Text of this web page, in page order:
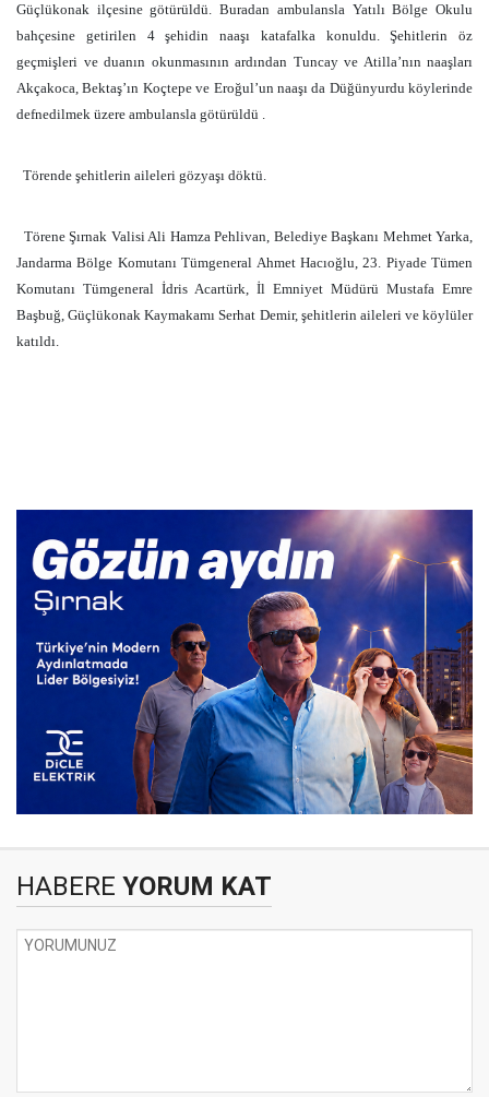
Güçlükonak ilçesine götürüldü. Buradan ambulansla Yatılı Bölge Okulu
bahçesine getirilen 4 şehidin naaşı katafalka konuldu. Şehitlerin öz
geçmişleri ve duanın okunmasının ardından Tuncay ve Atilla’nın naaşları
Akçakoca, Bektaş’ın Koçtepe ve Eroğul’un naaşı da Düğünyurdu köylerinde
defnedilmek üzere ambulansla götürüldü .
Törende şehitlerin aileleri gözyaşı döktü.
Törene Şırnak Valisi Ali Hamza Pehlivan, Belediye Başkanı Mehmet Yarka,
Jandarma Bölge Komutanı Tümgeneral Ahmet Hacıoğlu, 23. Piyade Tümen
Komutanı Tümgeneral İdris Acartürk, İl Emniyet Müdürü Mustafa Emre
Başbuğ, Güçlükonak Kaymakamı Serhat Demir, şehitlerin aileleri ve köylüler
katıldı.
HABERE YORUM KAT